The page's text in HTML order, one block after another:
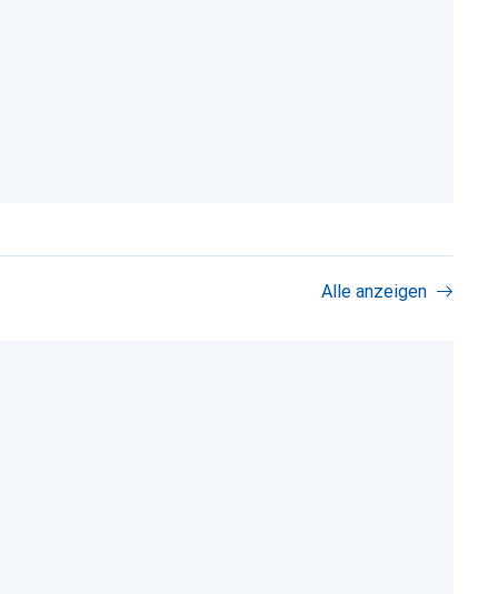
Alle anzeigen